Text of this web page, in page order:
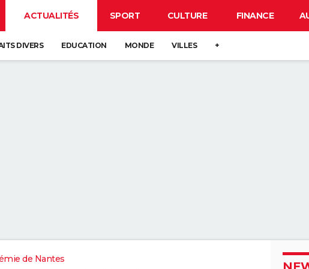
ACTUALITÉS SPORT CULTURE FINANCE
DIVERS EDUCATION MONDE VILLES +
de Nantes